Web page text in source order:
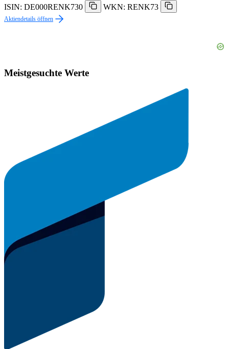
ISIN: DE000RENK730
WKN: RENK73
Aktiendetails öffnen
Meistgesuchte Werte